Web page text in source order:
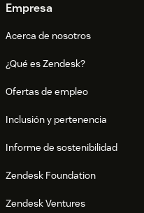
Empresa
Acerca de nosotros
¿Qué es Zendesk?
Ofertas de empleo
Inclusión y pertenencia
Informe de sostenibilidad
Zendesk Foundation
Zendesk Ventures